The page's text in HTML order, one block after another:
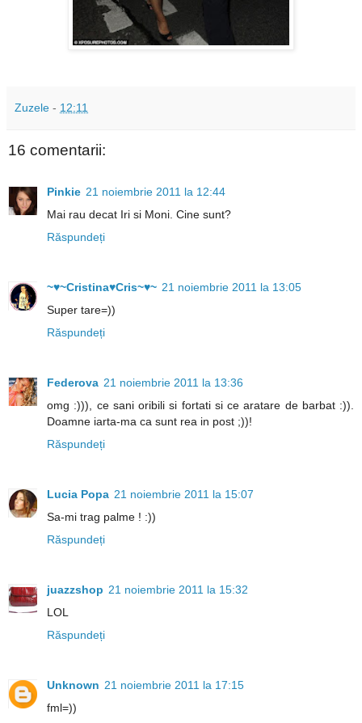
Zuzele - 12:11
16 comentarii:
Pinkie 21 noiembrie 2011 la 12:44
Mai rau decat Iri si Moni. Cine sunt?
Răspundeți
~♥~Cristina♥Cris~♥~ 21 noiembrie 2011 la 13:05
Super tare=))
Răspundeți
Federova 21 noiembrie 2011 la 13:36
omg :))), ce sani oribili si fortati si ce aratare de barbat :)).
Doamne iarta-ma ca sunt rea in post ;))!
Răspundeți
Lucia Popa 21 noiembrie 2011 la 15:07
Sa-mi trag palme ! :))
Răspundeți
juazzshop 21 noiembrie 2011 la 15:32
LOL
Răspundeți
Unknown 21 noiembrie 2011 la 17:15
fml=))